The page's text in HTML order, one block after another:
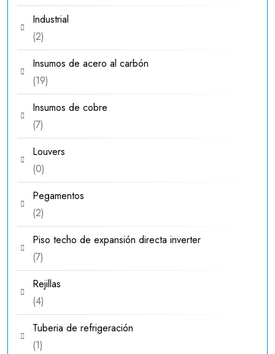
productos
Industrial
22
productos
Insumos de acero al carbón
1919
productos
Insumos de cobre
77
productos
Louvers
00
productos
Pegamentos
22
productos
Piso techo de expansión directa inverter
77
productos
Rejillas
44
productos
Tuberia de refrigeración
11